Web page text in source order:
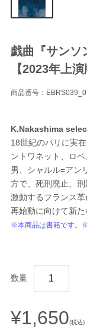
戯曲『サンソ
【2023年上演
商品番号：
K.Nakashima
18世紀のパリに実
ントワネット、ロ
男、シャルル=アン
方で、死刑廃止、刑
激動するフランス革
再始動に向けて新た
※本商品は書籍です。
数量
¥1,650(税込)